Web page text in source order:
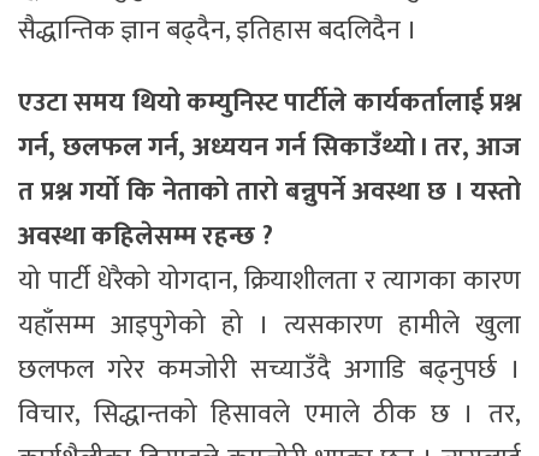
सैद्धान्तिक ज्ञान बढ्दैन, इतिहास बदलिदैन ।
एउटा समय थियो कम्युनिस्ट पार्टीले कार्यकर्तालाई प्रश्न
गर्न, छलफल गर्न, अध्ययन गर्न सिकाउँथ्यो । तर, आज
त प्रश्न गर्यो कि नेताको तारो बन्नुपर्ने अवस्था छ । यस्तो
अवस्था कहिलेसम्म रहन्छ ?
यो पार्टी धेरैको योगदान, क्रियाशीलता र त्यागका कारण
यहाँसम्म आइपुगेको हो । त्यसकारण हामीले खुला
छलफल गरेर कमजोरी सच्याउँदै अगाडि बढ्नुपर्छ ।
विचार, सिद्धान्तको हिसावले एमाले ठीक छ । तर,